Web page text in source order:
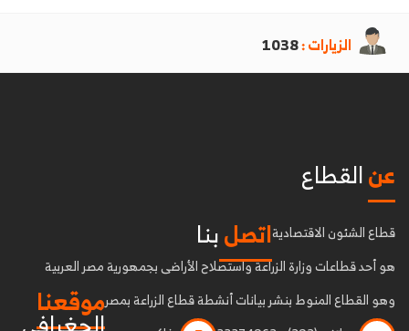
الزيارات :1038
عنالقطاع
قطاع الشئون الاقتصادية
هو أحد قطاعات وزارة الزراعة واستصلاح الأراضى بجمهورية مصر العربية
وهو القطاع المنوط بنشر بيانات أنشطة قطاع الزراعة بمصر
اتصلبنا
موقعنا